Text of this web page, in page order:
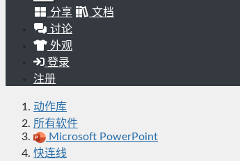
分享
文档
讨论
外观
登录
注册
动作库
所有软件
Microsoft PowerPoint
快连线